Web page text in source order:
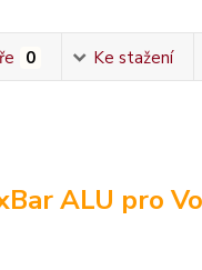
0 Ke stažení
ALU pro